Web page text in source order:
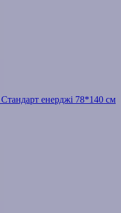
енерджі 78*140 см